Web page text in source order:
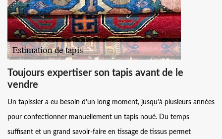
Toujours expertiser son tapis avant de le
vendre
Un tapissier a eu besoin d’un long moment, jusqu’à plusieurs années
pour confectionner manuellement un tapis noué. Du temps
suffisant et un grand savoir-faire en tissage de tissus permet